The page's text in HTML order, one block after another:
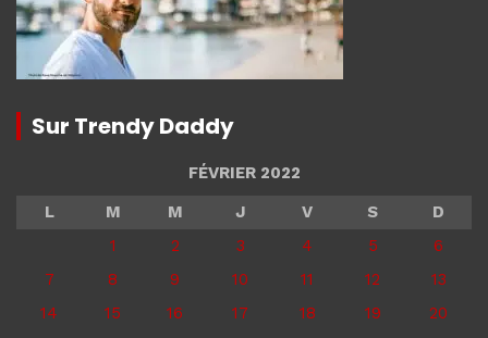
Sur Trendy Daddy
FÉVRIER 2022
L
M M J V S
D
1
2 3 4 5
6
7
8 9 10 11 12
13
14
15 16 17 18 19
20